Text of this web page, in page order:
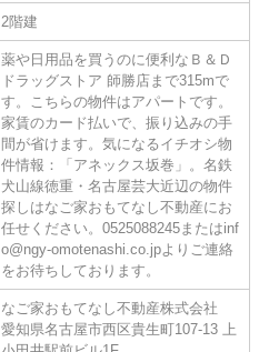
2階建
薬や日用品を買うのに便利なＢ＆Ｄ
ドラッグストア 師勝店まで315mで
す。こちらの物件はアパートです。
家賃のカード払いで、振り込みの手
間が省けます。気になるイチオシ物
件情報：「アネックス坂巻」。名鉄
犬山線徳重・名古屋芸大近辺の物件
探しはなご家おもてなし不動産にお
任せください。0525088245またはinf
o@ngy-omotenashi.co.jpよりご連絡
をお待ちしております。
なご家おもてなし不動産株式会社
愛知県名古屋市西区貴生町107-13 上